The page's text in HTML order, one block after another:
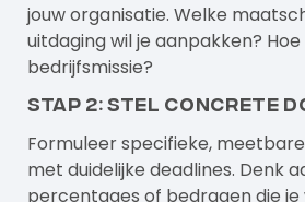
jouw organisatie. Welke
uitdaging wil je aanpakken?
bedrijfsmissie?
Stap 2: Stel concrete
Formuleer specifieke,
met duidelijke deadlines. Denk
percentages of bedragen die je